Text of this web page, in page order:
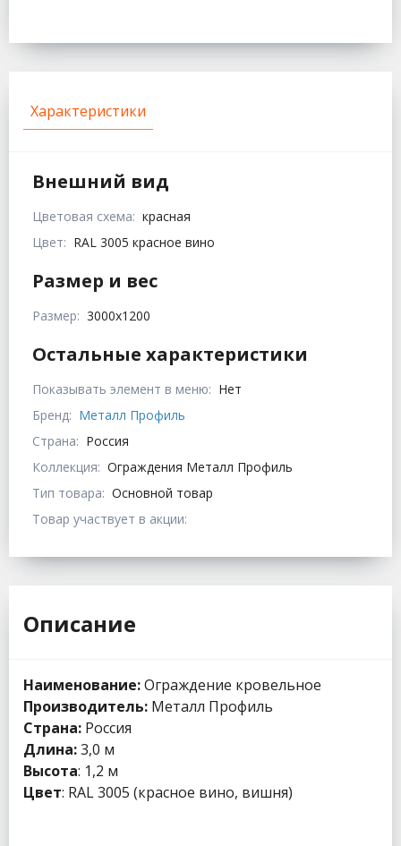
Характеристики
Внешний вид
Цветовая схема: красная
Цвет: RAL 3005 красное вино
Размер и вес
Размер: 3000х1200
Остальные характеристики
Показывать элемент в меню: Нет
Бренд: Металл Профиль
Страна: Россия
Коллекция: Ограждения Металл Профиль
Тип товара: Основной товар
Товар участвует в акции:
Описание
Наименование:Ограждение кровельное
Производитель: Металл Профиль
Страна: Россия
Длина:3,0 м
Высота: 1,2 м
Цвет: RAL 3005 (красное вино, вишня)